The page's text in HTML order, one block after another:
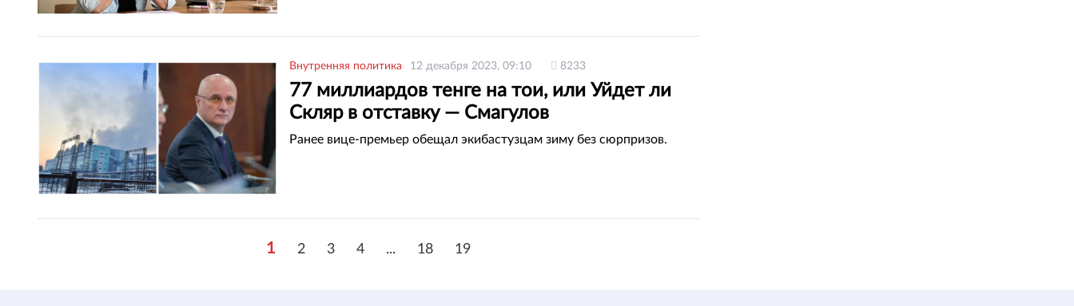
Внутренняя политика 12 декабря 2023, 09:10 8233
77 миллиардов тенге на тои, или Уйдет ли
Скляр в отставку — Смагулов
Ранее вице-премьер обещал экибастузцам зиму без сюрпризов.
1 2 3 4 ... 18 19